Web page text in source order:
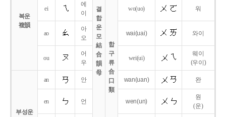
결
합
운
모
結
合
韻
母
복운
複韻
합
구
류
合
口
類
ei
에
이
wo(uo) 워
ao
아
오
wai(uai) 와이
ou
어
우
wei(ui)
웨이
(우이)
부성운
an 안 wan(uan) 완
en 언 wen(un)
원
(운)